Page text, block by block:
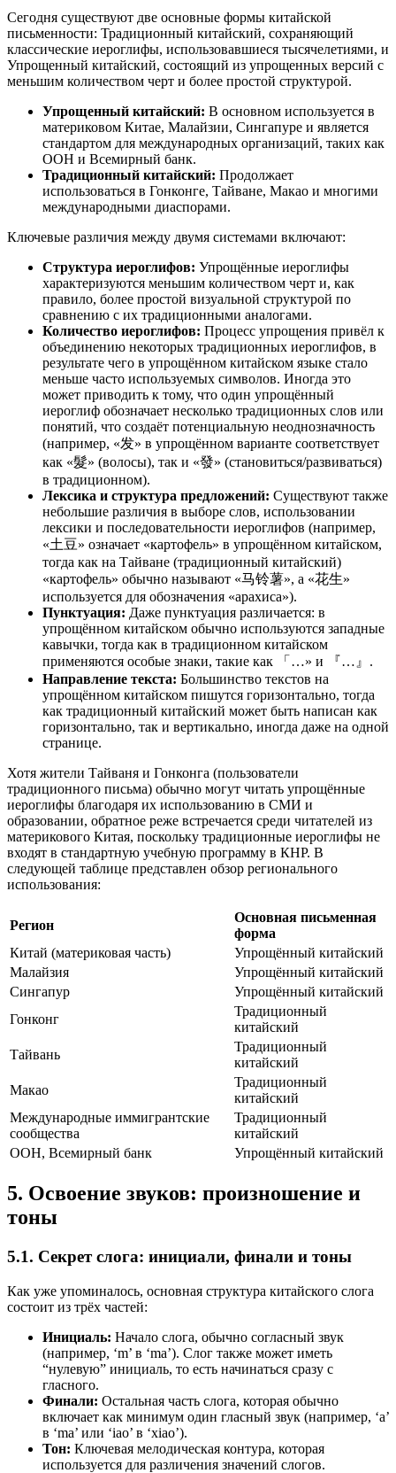
Сегодня существуют две основные формы китайской
письменности: Традиционный китайский, сохраняющий
классические иероглифы, использовавшиеся тысячелетиями, и
Упрощенный китайский, состоящий из упрощенных версий с
меньшим количеством черт и более простой структурой.
Упрощенный китайский: В основном используется в
материковом Китае, Малайзии, Сингапуре и является
стандартом для международных организаций, таких как
ООН и Всемирный банк.
Традиционный китайский: Продолжает
использоваться в Гонконге, Тайване, Макао и многими
международными диаспорами.
Ключевые различия между двумя системами включают:
Структура иероглифов: Упрощённые иероглифы
характеризуются меньшим количеством черт и, как
правило, более простой визуальной структурой по
сравнению с их традиционными аналогами.
Количество иероглифов: Процесс упрощения привёл к
объединению некоторых традиционных иероглифов, в
результате чего в упрощённом китайском языке стало
меньше часто используемых символов. Иногда это
может приводить к тому, что один упрощённый
иероглиф обозначает несколько традиционных слов или
понятий, что создаёт потенциальную неоднозначность
(например, «发» в упрощённом варианте соответствует
как «髮» (волосы), так и «發» (становиться/развиваться)
в традиционном).
Лексика и структура предложений: Существуют также
небольшие различия в выборе слов, использовании
лексики и последовательности иероглифов (например,
«土豆» означает «картофель» в упрощённом китайском,
тогда как на Тайване (традиционный китайский)
«картофель» обычно называют «马铃薯», а «花生»
используется для обозначения «арахиса»).
Пунктуация: Даже пунктуация различается: в
упрощённом китайском обычно используются западные
кавычки, тогда как в традиционном китайском
применяются особые знаки, такие как 「…» и 『…』.
Направление текста: Большинство текстов на
упрощённом китайском пишутся горизонтально, тогда
как традиционный китайский может быть написан как
горизонтально, так и вертикально, иногда даже на одной
странице.
Хотя жители Тайваня и Гонконга (пользователи
традиционного письма) обычно могут читать упрощённые
иероглифы благодаря их использованию в СМИ и
образовании, обратное реже встречается среди читателей из
материкового Китая, поскольку традиционные иероглифы не
входят в стандартную учебную программу в КНР. В
следующей таблице представлен обзор регионального
использования:
Регион
Основная письменная
форма
Китай (материковая часть)
Упрощённый китайский
Малайзия
Упрощённый китайский
Сингапур
Упрощённый китайский
Гонконг
Традиционный
китайский
Тайвань
Традиционный
китайский
Макао
Традиционный
китайский
Международные иммигрантские
сообщества
Традиционный
китайский
ООН, Всемирный банк
Упрощённый китайский
5. Освоение звуков: произношение и
тоны
5.1. Секрет слога: инициали, финали и тоны
Как уже упоминалось, основная структура китайского слога
состоит из трёх частей:
Инициаль: Начало слога, обычно согласный звук
(например, ‘m’ в ‘ma’). Слог также может иметь
“нулевую” инициаль, то есть начинаться сразу с
гласного.
Финали: Остальная часть слога, которая обычно
включает как минимум один гласный звук (например, ‘a’
в ‘ma’ или ‘iao’ в ‘xiao’).
Тон: Ключевая мелодическая контура, которая
используется для различения значений слогов.